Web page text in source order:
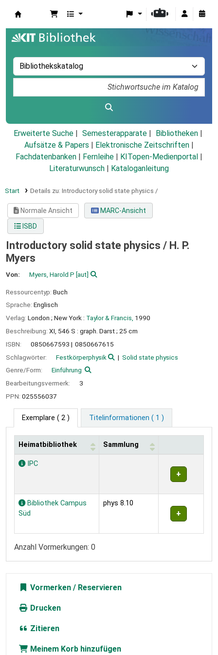
Erweiterte Suche Semesterapparate
Bibliotheken
Aufsätze & Papers
Elektronische Zeitschriften
Fachdatenbanken
Fernleihe KITopen-Medienportal
Literaturwunsch
Kataloganleitung
Start Details zu: Introductory solid state physics /
Normale Ansicht
MARC-Ansicht
ISBD
Introductory solid state physics / H. P.
Myers
Von: Myers, Harold P [aut]
Ressourcentyp: Buch
Sprache: Englisch
Verlag: London ; New York : Taylor & Francis, 1990
Beschreibung: XI, 546 S : graph. Darst ; 25 cm
ISBN:
0850667593
0850667615
Schlagwörter:
Festkörperphysik
Solid state physics
Genre/Form:
Einführung
Bearbeitungsvermerk:
3
PPN: 025556037
Exemplare ( 2 ) Titelinformationen ( 1 )
Exemplare
Heimatbibliothek Sammlung
IPC
Bibliothek Campus
Süd
phys 8.10
Anzahl Vormerkungen: 0
Vormerken
Drucken
Zitieren
Meinem Korb hinzufügen